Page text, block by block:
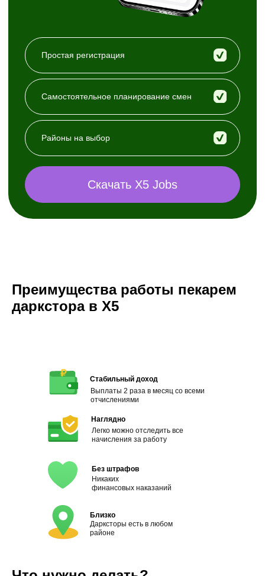
Преимущества работы пекарем
даркстора в X5
Стабильный доход
Выплаты 2 раза в месяц со всеми
отчислениями
Наглядно
Легко можно отследить все
начисления за работу
Без штрафов
Никаких
финансовых наказаний
Близко
Дарксторы есть в любом
районе